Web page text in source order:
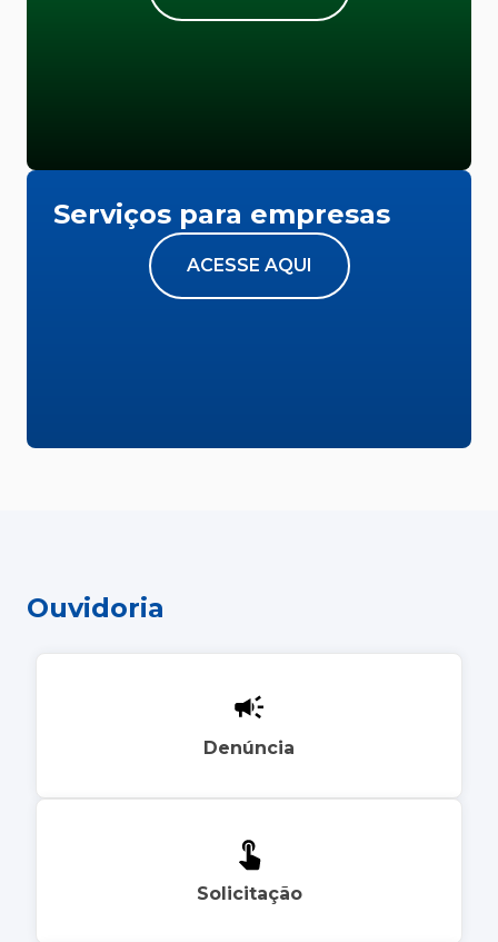
Serviços para empresas
ACESSE AQUI
Ouvidoria
Denúncia
Solicitação